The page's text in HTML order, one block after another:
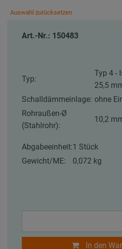
Auswahl zurücksetzen
Art.-Nr.: 150483
Typ:
Typ 4 -
25,5
Schalldämmeinlage: ohne
Rohraußen-Ø
(Stahlrohr):
10,2
Abgabeeinheit:1 Stück
Gewicht/ME:
0,072 kg
In den